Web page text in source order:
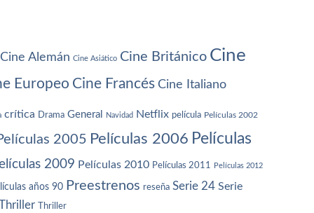
Cine Alemán Cine Asiático Cine Británico Cine
Europeo Cine Francés Cine Italiano
crítica Drama General Navidad Netflix película Películas 2002
2005 Películas 2006 Películas
2009 Películas 2010 Películas 2011 Películas 2012
años 90 Preestrenos reseña Serie 24 Serie
Thriller